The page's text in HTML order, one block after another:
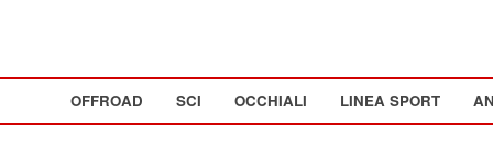
OFFROAD SCI OCCHIALI LINEA SPORT